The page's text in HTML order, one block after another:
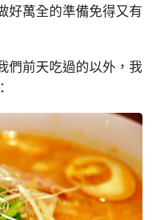
好萬全的準備免得又有
們前天吃過的以外，我